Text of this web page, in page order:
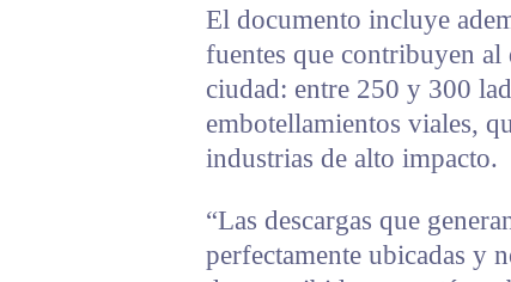
El documento incluye
fuentes que contribuyen
ciudad: entre 250 y 300
embotellamientos viales,
industrias de alto impacto.
“Las descargas que
perfectamente ubicadas y